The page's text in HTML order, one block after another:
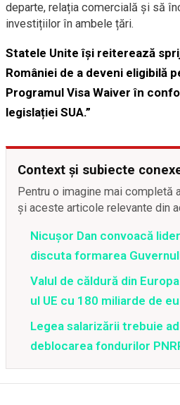
departe, relația comercială și să
investițiilor în ambele țări.
Statele Unite își reiterează
României de a deveni eligibilă
Programul Visa Waiver în
legislației SUA.”
Context și subiecte
Pentru o imagine mai completă
și aceste articole relevante din
Nicușor Dan convoacă
discuta formarea
Valul de căldură din
ul UE cu 180 miliarde de
Legea salarizării trebuie
deblocarea fondurilor